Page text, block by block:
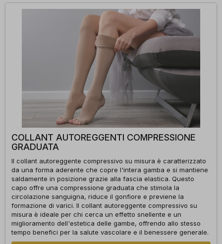
COLLANT AUTOREGGENTI COMPRESSIONE
GRADUATA
Il collant autoreggente compressivo su misura è caratterizzato
da una forma aderente che copre l'intera gamba e si mantiene
saldamente in posizione grazie alla fascia elastica. Questo
capo offre una compressione graduata che stimola la
circolazione sanguigna, riduce il gonfiore e previene la
formazione di varici. Il collant autoreggente compressivo su
misura è ideale per chi cerca un effetto snellente e un
miglioramento dell'estetica delle gambe, offrendo allo stesso
tempo benefici per la salute vascolare e il benessere generale.